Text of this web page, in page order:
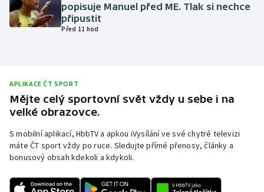
Plavání
Ragby
Rychlobruslení
Rychlostní kanoistika
popisuje Manuel před ME. Tlak si nechce
připustit
Před 11 hod
APLIKACE ČT SPORT
Mějte celý sportovní svět vždy u sebe i na
velké obrazovce.
S mobilní aplikací, HbbTV a apkou iVysílání ve své chytré televizi
máte ČT sport vždy po ruce. Sledujte přímé přenosy, články a
bonusový obsah kdekoli a kdykoli.